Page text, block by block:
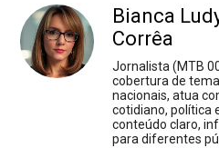
Bianca
Corrêa
Jornalista (MTB
cobertura de
nacionais, atua
cotidiano, política
conteúdo claro,
para diferentes